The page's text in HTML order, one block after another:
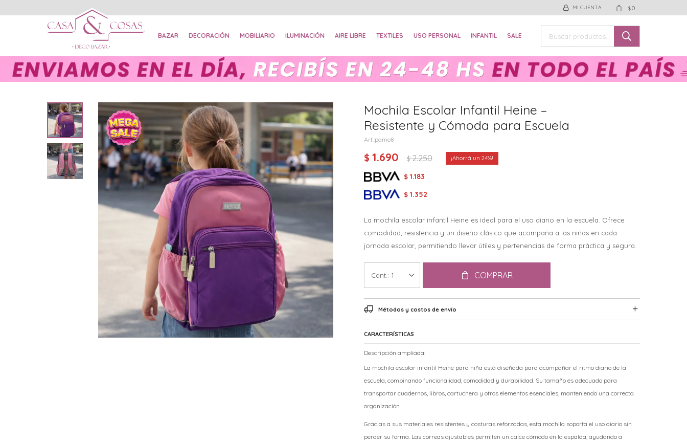
BAZAR DECORACIÓN MOBILIARIO ILUMINACIÓN AIRE LIBRE TEXTILES USO PERSONAL INFANTIL SALE
$0
Mochila Escolar Infantil Heine –
Resistente y Cómoda para Escuela
pamo8
$ 1.690 $ 2.250 24
$ 1.183
$ 1.352
La mochila escolar infantil Heine es ideal para el uso diario en la escuela. Ofrece
comodidad, resistencia y un diseño clásico que acompaña a las niñas en cada
jornada escolar, permitiendo llevar útiles y pertenencias de forma práctica y segura.
1 COMPRAR
Métodos y costos de envío
CARACTERÍSTICAS
Descripción ampliada:
La mochila escolar infantil Heine para niña está diseñada para acompañar el ritmo diario de la
escuela, combinando funcionalidad, comodidad y durabilidad. Su tamaño es adecuado para
transportar cuadernos, libros, cartuchera y otros elementos esenciales, manteniendo una correcta
organización.
Gracias a sus materiales resistentes y costuras reforzadas, esta mochila soporta el uso diario sin
perder su forma. Las correas ajustables permiten un calce cómodo en la espalda, ayudando a